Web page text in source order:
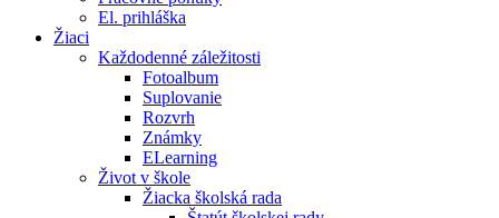
El. prihláška
Žiaci
Každodenné záležitosti
Fotoalbum
Suplovanie
Rozvrh
Známky
ELearning
Život v škole
Žiacka školská rada